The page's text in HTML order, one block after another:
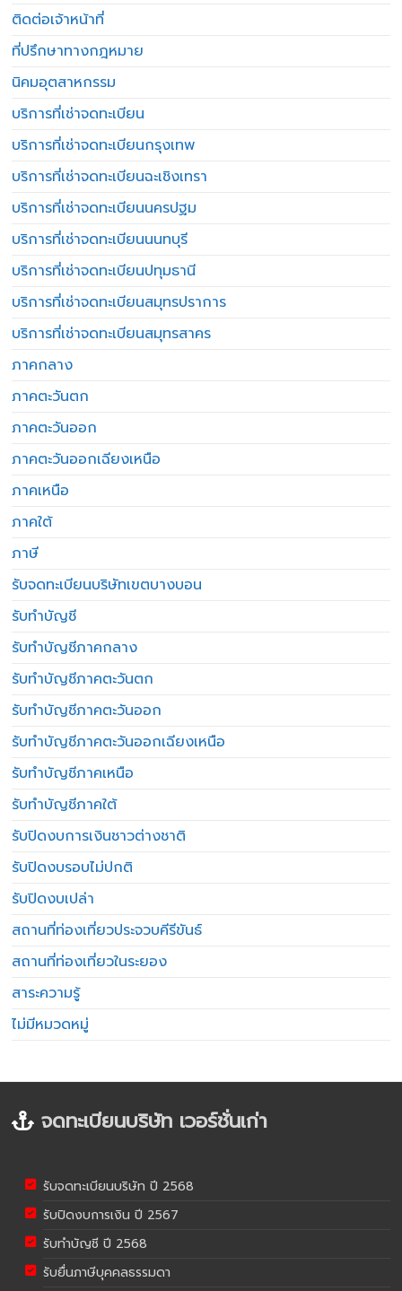
ติดต่อเจ้าหน้าที่
ที่ปรึกษาทางกฎหมาย
นิคมอุตสาหกรรม
บริการที่เช่าจดทะเบียน
บริการที่เช่าจดทะเบียนกรุงเทพ
บริการที่เช่าจดทะเบียนฉะเชิงเทรา
บริการที่เช่าจดทะเบียนนครปฐม
บริการที่เช่าจดทะเบียนนนทบุรี
บริการที่เช่าจดทะเบียนปทุมธานี
บริการที่เช่าจดทะเบียนสมุทรปราการ
บริการที่เช่าจดทะเบียนสมุทรสาคร
ภาคกลาง
ภาคตะวันตก
ภาคตะวันออก
ภาคตะวันออกเฉียงเหนือ
ภาคเหนือ
ภาคใต้
ภาษี
รับจดทะเบียนบริษัทเขตบางบอน
รับทำบัญชี
รับทำบัญชีภาคกลาง
รับทำบัญชีภาคตะวันตก
รับทำบัญชีภาคตะวันออก
รับทำบัญชีภาคตะวันออกเฉียงเหนือ
รับทำบัญชีภาคเหนือ
รับทำบัญชีภาคใต้
รับปิดงบการเงินชาวต่างชาติ
รับปิดงบรอบไม่ปกติ
รับปิดงบเปล่า
สถานที่ท่องเที่ยวประจวบคีรีขันธ์
สถานที่ท่องเที่ยวในระยอง
สาระความรู้
ไม่มีหมวดหมู่
จดทะเบียนบริษัท เวอร์ชั่นเก่า
รับจดทะเบียนบริษัท ปี 2568
รับปิดงบการเงิน ปี 2567
รับทำบัญชี ปี 2568
รับยื่นภาษีบุคคลธรรมดา